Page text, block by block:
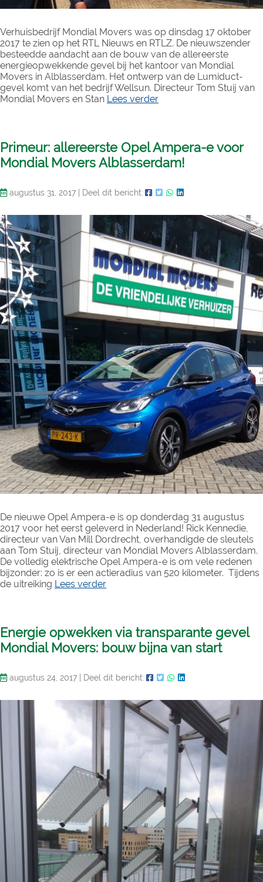
Verhuisbedrijf Mondial Movers was op dinsdag 17 oktober
2017 te zien op het RTL Nieuws en RTLZ. De nieuwszender
besteedde aandacht aan de bouw van de allereerste
energieopwekkende gevel bij het kantoor van Mondial
Movers in Alblasserdam. Het ontwerp van de Lumiduct-
gevel komt van het bedrijf Wellsun. Directeur Tom Stuij van
Mondial Movers en Stan Lees verder
Primeur: allereerste Opel Ampera-e voor
Mondial Movers Alblasserdam!
augustus 31, 2017 Deel dit bericht:
De nieuwe Opel Ampera-e is op donderdag 31 augustus
2017 voor het eerst geleverd in Nederland! Rick Kennedie,
directeur van Van Mill Dordrecht, overhandigde de sleutels
aan Tom Stuij, directeur van Mondial Movers Alblasserdam.
De volledig elektrische Opel Ampera-e is om vele redenen
bijzonder: zo is er een actieradius van 520 kilometer. Tijdens
de uitreiking Lees verder
Energie opwekken via transparante gevel
Mondial Movers: bouw bijna van start
augustus 24, 2017 Deel dit bericht: